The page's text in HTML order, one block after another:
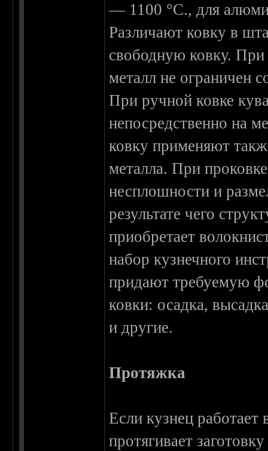
— 1100 °С., для
Различают ковку в
свободную ковку.
металл не ограничен
При ручной ковке
непосредственно на
ковку применяют
металла. При
несплошности и
результате чего
приобретает
набор кузнечного
придают требуемую
ковки: осадка,
и другие.
Протяжка
Если кузнец работает
протягивает